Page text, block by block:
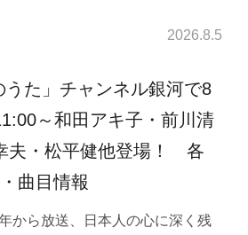
2026.8.5
うた」チャンネル銀河で8
～和田アキ子・前川清
夫・松平健他登場！ 各
曲目情報
から放送、日本人の心に深く残